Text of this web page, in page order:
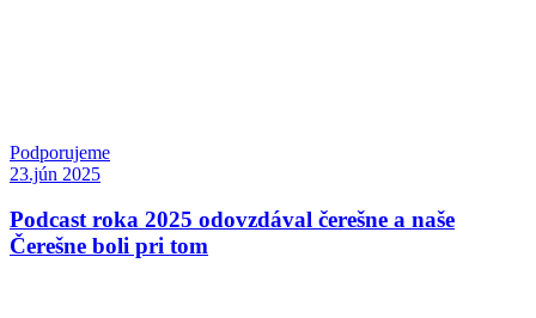
Podporujeme
23.jún 2025
Podcast roka 2025 odovzdával čerešne a naše
Čerešne boli pri tom